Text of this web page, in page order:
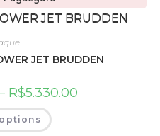
JET BRUDDEN
R$5.330.00